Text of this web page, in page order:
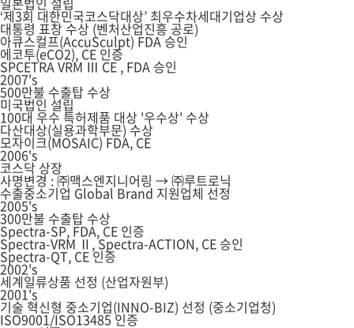
‘제3회 대한민국코스닥대상’ 최우수차세대기업상 수상
대통령 표창 수상 (벤처산업진흥 공로)
아큐스컬프(AccuSculpt) FDA 승인
에코투(eCO2), CE 인증
SPCETRA VRM Ⅲ CE , FDA 승인
2007's
500만불 수출탑 수상
미국법인 설립
100대 우수 특허제품 대상 '우수상' 수상
다산대상(실용과학부문) 수상
모자이크(MOSAIC) FDA, CE
2006's
코스닥 상장
사명변경 : ㈜맥스엔지니어링 → ㈜루트로닉
수출중소기업 Global Brand 지원업체 선정
2005's
300만불 수출탑 수상
Spectra-SP, FDA, CE 인증
Spectra-VRM Ⅱ, Spectra-ACTION, CE 승인
Spectra-QT, CE 인증
2002's
세계일류상품 선정 (산업자원부)
2001's
기술 혁신형 중소기업(INNO-BIZ) 선정 (중소기업청)
ISO9001/ISO13485 인증